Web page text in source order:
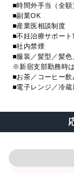
■時間外手当（全額
■副業OK
■産業医相談制度
■不妊治療サポート
■社内禁煙
■服装／髪型／髪
※新宿支部勤務時
■お茶／コーヒー飲
■電子レンジ／冷